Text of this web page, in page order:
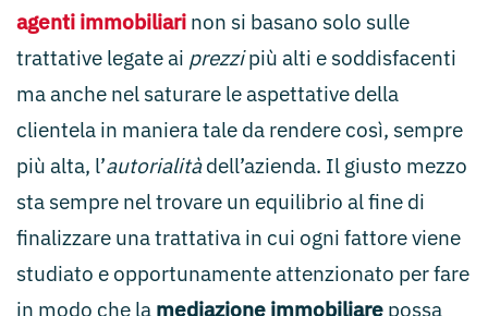
agenti immobiliari non si basano solo sulle
trattative legate ai prezzipiù alti e soddisfacenti
ma anche nel saturare le aspettative della
clientela in maniera tale da rendere così, sempre
più alta, l’autorialitàdell’azienda. Il giusto mezzo
sta sempre nel trovare un equilibrio al fine di
finalizzare una trattativa in cui ogni fattore viene
studiato e opportunamente attenzionato per fare
in modo che la mediazione immobiliare possa